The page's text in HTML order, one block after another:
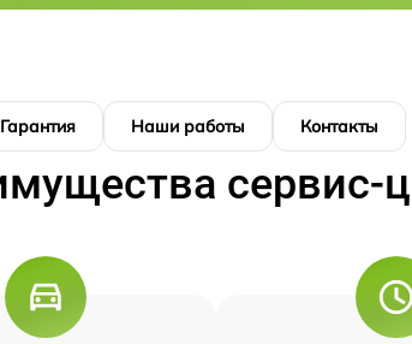
Гарантия Наши работы Контакты
сервис-